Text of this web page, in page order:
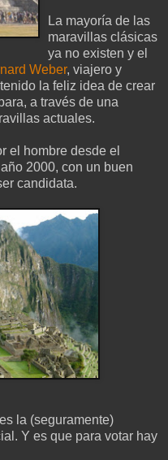
La mayoría de las
maravillas clásicas
ya no existen y el
Weber, viajero y
la feliz idea de crear
a través de una
actuales.
el hombre desde el
2000, con un buen
candidata.
la (seguramente)
Y es que para votar hay